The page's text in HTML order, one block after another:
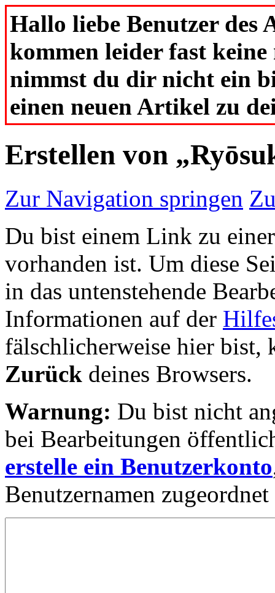
Hallo liebe Benutzer
kommen leider fast
nimmst du dir nicht ein
einen neuen Artikel zu
Erstellen von
Zur Navigation springen
Du bist einem Link zu
vorhanden ist. Um diese
in das untenstehende
Informationen auf der
fälschlicherweise hier bist,
Zurück deines Browsers.
Warnung: Du bist nicht
bei Bearbeitungen
erstelle ein Benutzerkonto
Benutzernamen